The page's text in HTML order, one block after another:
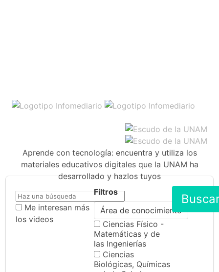
Aprende con tecnología: encuentra y utiliza los
materiales educativos digitales que la UNAM ha
desarrollado y hazlos tuyos
Me interesan más
los videos
Filtros
Área de conocimiento
Ciencias Físico -
Matemáticas y de
las Ingenierías
Ciencias
Biológicas, Químicas